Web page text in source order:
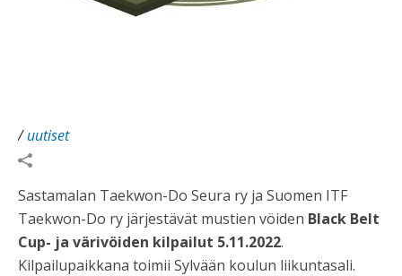
/uutiset
Sastamalan Taekwon-Do Seura ry ja Suomen ITF
Taekwon-Do ry järjestävät mustien vöiden Black Belt
Cup- ja värivöiden kilpailut 5.11.2022.
Kilpailupaikkana toimii Sylvään koulun liikuntasali.